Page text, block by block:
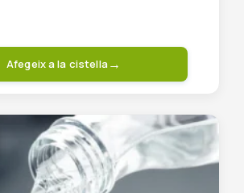
Afegeix a la cistella